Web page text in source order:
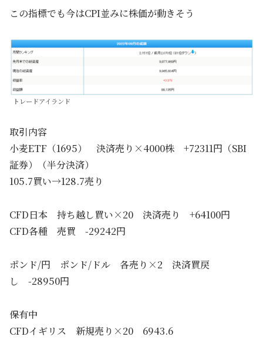
この指標でも今はCPI並みに株価が動きそう
トレードアイランド
取引内容
小麦ETF（1695） 決済売り×4000株 +72311円（SBI
証券）（半分決済）
105.7買い→128.7売り
CFD日本 持ち越し買い×20 決済売り +64100円
CFD各種 売買 -29242円
ポンド/円 ポンド/ドル 各売り×2 決済買戻
し -28950円
保有中
CFDイギリス 新規売り×20 6943.6